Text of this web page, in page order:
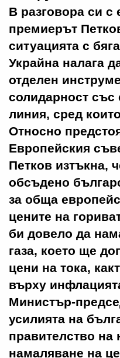
В разговора си с
премиерът
ситуацията с
Украйна налага
отделен
солидарност със
линия, сред
Относно
Европейския
Петков изтъкна,
обсъдено
за обща
цените на
би довело да
газа, което ще
цени на тока,
върху
Министър-
усилията на
правителство на
намаляване на